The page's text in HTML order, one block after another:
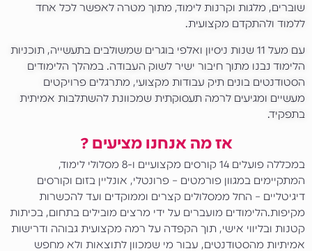
שוברים, מלגות וקרנות לימוד, מתוך מטרה לאפשר לכל אחד
ללמוד ולהתקדם מקצועית.
עם מעל 11 שנות ניסיון ואלפי בוגרים שמשולבים בתעשייה, תוכניות
הלימוד נבנו מתוך חיבור ישיר לשוק העבודה. במהלך הלימודים
הסטודנטים בונים תיק עבודות מקצועי, מתרגלים פרויקטים
מעשיים ומגיעים לרמה תעסוקתית שמכוונת להשתלבות אמיתית
בתפקיד.
אז מה אנחנו מציעים ?
במכללה פועלים 14 קורסים מקצועיים ו-8 מסלולי לימוד,
המתקיימים במגוון פורמטים – פרונטלי, אונליין בזום וקורסים
דיגיטליים – החל ממסלולים קצרים וממוקדים ועד להכשרות
מקיפות.הלימודים מועברים על ידי מרצים מובילים בתחום, בכיתות
קטנות ובליווי אישי, תוך הקפדה על רמה מקצועית גבוהה ודרישות
אמיתיות מהסטודנטים, עבור מי שמכוון לתוצאות ולא מחפש